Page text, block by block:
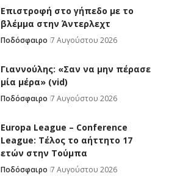
Επιστροφή στο γήπεδο με το
βλέμμα στην Άντερλεχτ
Ποδόσφαιρο 7 Αυγούστου 2026
Γιαννούλης: «Σαν να μην πέρασε
μία μέρα» (vid)
Ποδόσφαιρο 7 Αυγούστου 2026
Europa League – Conference
League: Τέλος το αήττητο 17
ετών στην Τούμπα
Ποδόσφαιρο 7 Αυγούστου 2026